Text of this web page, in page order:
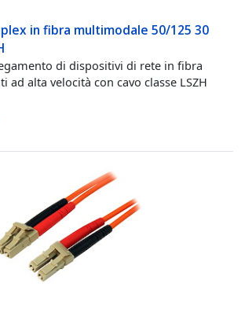
in fibra multimodale 50/125 30
di dispositivi di rete in fibra
ad alta velocità con cavo classe LSZH